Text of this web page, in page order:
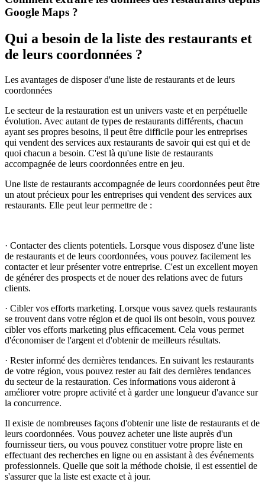
Google Maps ?
Qui a besoin de la liste des restaurants et
de leurs coordonnées ?
Les avantages de disposer d'une liste de restaurants et de leurs
coordonnées
Le secteur de la restauration est un univers vaste et en perpétuelle
évolution. Avec autant de types de restaurants différents, chacun
ayant ses propres besoins, il peut être difficile pour les entreprises
qui vendent des services aux restaurants de savoir qui est qui et de
quoi chacun a besoin. C'est là qu'une liste de restaurants
accompagnée de leurs coordonnées entre en jeu.
Une liste de restaurants accompagnée de leurs coordonnées peut être
un atout précieux pour les entreprises qui vendent des services aux
restaurants. Elle peut leur permettre de :
· Contacter des clients potentiels. Lorsque vous disposez d'une liste
de restaurants et de leurs coordonnées, vous pouvez facilement les
contacter et leur présenter votre entreprise. C'est un excellent moyen
de générer des prospects et de nouer des relations avec de futurs
clients.
· Cibler vos efforts marketing. Lorsque vous savez quels restaurants
se trouvent dans votre région et de quoi ils ont besoin, vous pouvez
cibler vos efforts marketing plus efficacement. Cela vous permet
d'économiser de l'argent et d'obtenir de meilleurs résultats.
· Rester informé des dernières tendances. En suivant les restaurants
de votre région, vous pouvez rester au fait des dernières tendances
du secteur de la restauration. Ces informations vous aideront à
améliorer votre propre activité et à garder une longueur d'avance sur
la concurrence.
Il existe de nombreuses façons d'obtenir une liste de restaurants et de
leurs coordonnées. Vous pouvez acheter une liste auprès d'un
fournisseur tiers, ou vous pouvez constituer votre propre liste en
effectuant des recherches en ligne ou en assistant à des événements
professionnels. Quelle que soit la méthode choisie, il est essentiel de
s'assurer que la liste est exacte et à jour.